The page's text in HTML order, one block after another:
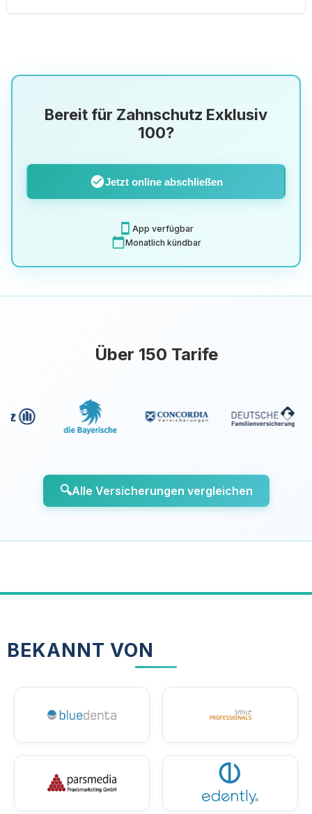
Bereit für Zahnschutz Exklusiv
100?
check_circleJetzt online abschließen
smartphone App verfügbar
calendar_todayMonatlich kündbar
Über 150 Tarife
🔍Alle Versicherungen vergleichen
BEKANNT VON